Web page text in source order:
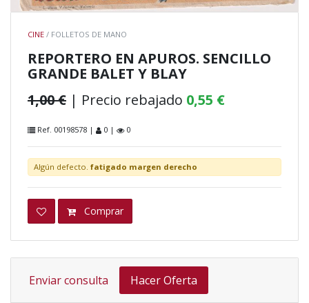
CINE / FOLLETOS DE MANO
REPORTERO EN APUROS. SENCILLO
GRANDE BALET Y BLAY
1,00 € | Precio rebajado 0,55 €
Ref. 00198578 | 0 | 0
Algún defecto. fatigado margen derecho
Comprar
Enviar consulta Hacer Oferta